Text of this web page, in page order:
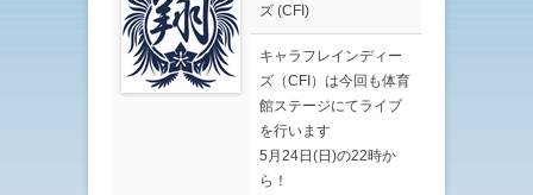
ズ (CFI)
キャラフレインディー
ズ（CFI）は今回も体育
館ステージにてライブ
を行います
5月24日(日)の22時か
ら！